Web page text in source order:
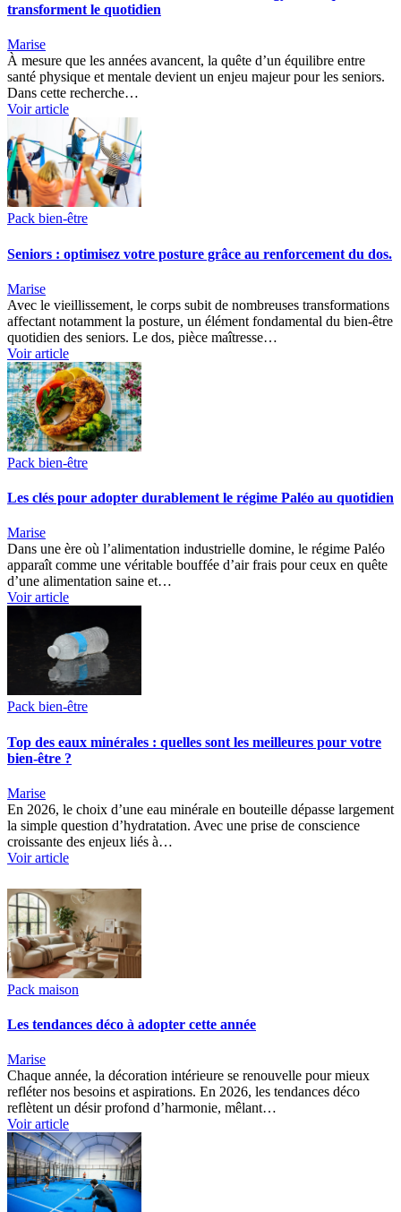
transforment le quotidien
Marise
À mesure que les années avancent, la quête d’un équilibre entre
santé physique et mentale devient un enjeu majeur pour les seniors.
Dans cette recherche…
Voir article
Pack bien-être
Seniors : optimisez votre posture grâce au renforcement du dos.
Marise
Avec le vieillissement, le corps subit de nombreuses transformations
affectant notamment la posture, un élément fondamental du bien-être
quotidien des seniors. Le dos, pièce maîtresse…
Voir article
Pack bien-être
Les clés pour adopter durablement le régime Paléo au quotidien
Marise
Dans une ère où l’alimentation industrielle domine, le régime Paléo
apparaît comme une véritable bouffée d’air frais pour ceux en quête
d’une alimentation saine et…
Voir article
Pack bien-être
Top des eaux minérales : quelles sont les meilleures pour votre
bien-être ?
Marise
En 2026, le choix d’une eau minérale en bouteille dépasse largement
la simple question d’hydratation. Avec une prise de conscience
croissante des enjeux liés à…
Voir article
Pack maison
Les tendances déco à adopter cette année
Marise
Chaque année, la décoration intérieure se renouvelle pour mieux
refléter nos besoins et aspirations. En 2026, les tendances déco
reflètent un désir profond d’harmonie, mêlant…
Voir article